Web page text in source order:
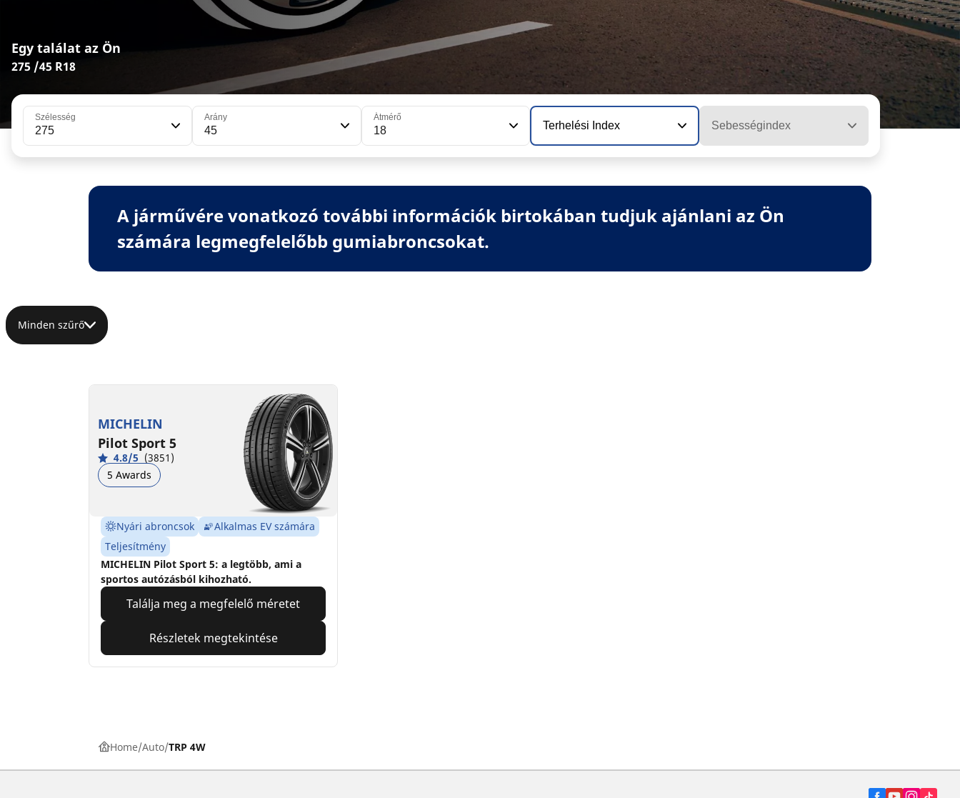
Egy találat az Ön
275 /45 R18
Szélesség
275
Arány
45
Átmérő
18 Terhelési Index Sebességindex
A járművére vonatkozó további információk birtokában tudjuk ajánlani az Ön
számára legmegfelelőbb gumiabroncsokat.
Minden szűrő
MICHELIN
Pilot Sport 5
4.8/5 (3851)
5 Awards
Nyári abroncsok
Alkalmas EV számára
Teljesítmény
MICHELIN Pilot Sport 5: a legtöbb, ami a
sportos autózásból kihozható.
Találja meg a megfelelő méretet
Részletek megtekintése
Home Auto TRP 4W